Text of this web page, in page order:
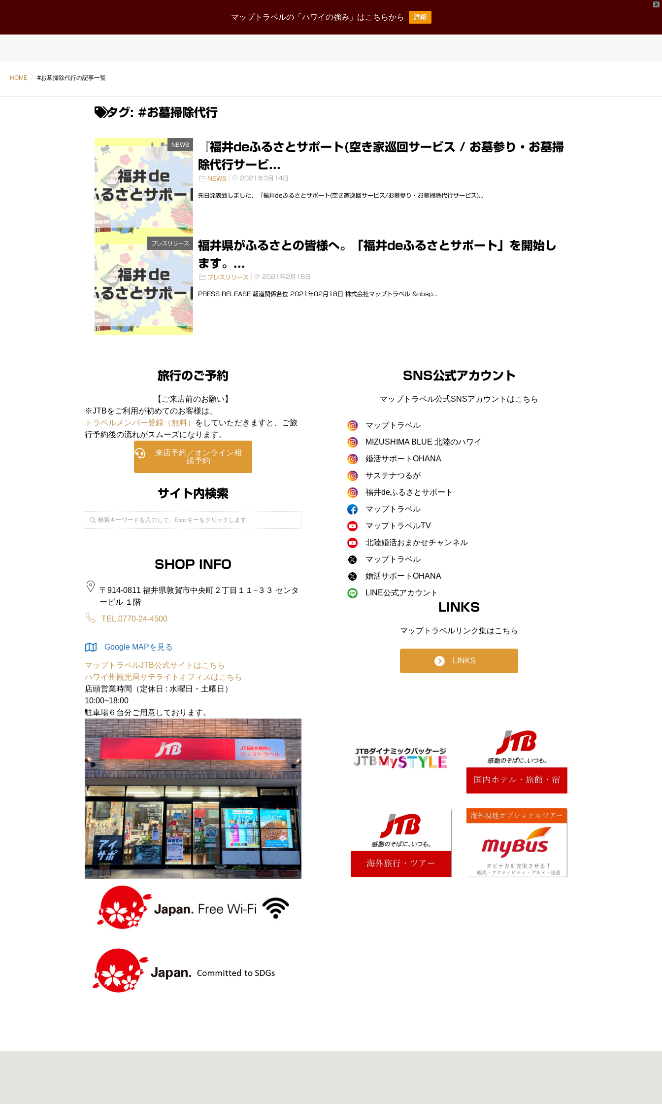
X
マップトラベルの「ハワイの強み」はこちらから 詳細
News Release Business corporate
採用情報
Recruit
お問い合わせ
HOME #お墓掃除代行の記事一覧
タグ: #お墓掃除代行
NEWS
『福井deふるさとサポート(空き家巡回サービス / お墓参り・お墓掃
除代行サービ...
NEWS 2021年3月14日
先日発表致しました、『福井deふるさとサポート(空き家巡回サービス/お墓参り・お墓掃除代行サービス)...
プレスリリース
福井県がふるさとの皆様へ。「福井deふるさとサポート」を開始し
ます。...
プレスリリース 2021年2月18日
PRESS RELEASE 報道関係各位 2021年02⽉18⽇ 株式会社マップトラベル &nbsp...
旅行のご予約
【ご来店前のお願い】
※JTBをご利用が初めてのお客様は、
トラベルメンバー登録（無料）
をしていただきますと、ご旅
行予約後の流れがスムーズになります。
来店予約／オンライン相
談予約
サイト内検索
SHOP INFO
〒914-0811 福井県敦賀市中央町２丁目１１−３３ センタ
ービル １階
TEL.0770-24-4500
Google MAPを見る
マップトラベルJTB公式サイトはこちら
ハワイ州観光局サテライトオフィスはこちら
店頭営業時間（定休日 : 水曜日・土曜日）
10:00~18:00
駐車場６台分ご用意しております。
SNS公式アカウント
マップトラベル公式SNSアカウントはこちら
マップトラベル
MIZUSHIMA BLUE 北陸のハワイ
婚活サポートOHANA
サステナつるが
福井deふるさとサポート
マップトラベル
マップトラベルTV
北陸婚活おまかせチャンネル
マップトラベル
婚活サポートOHANA
LINE公式アカウント
LINKS
マップトラベルリンク集はこちら
LINKS